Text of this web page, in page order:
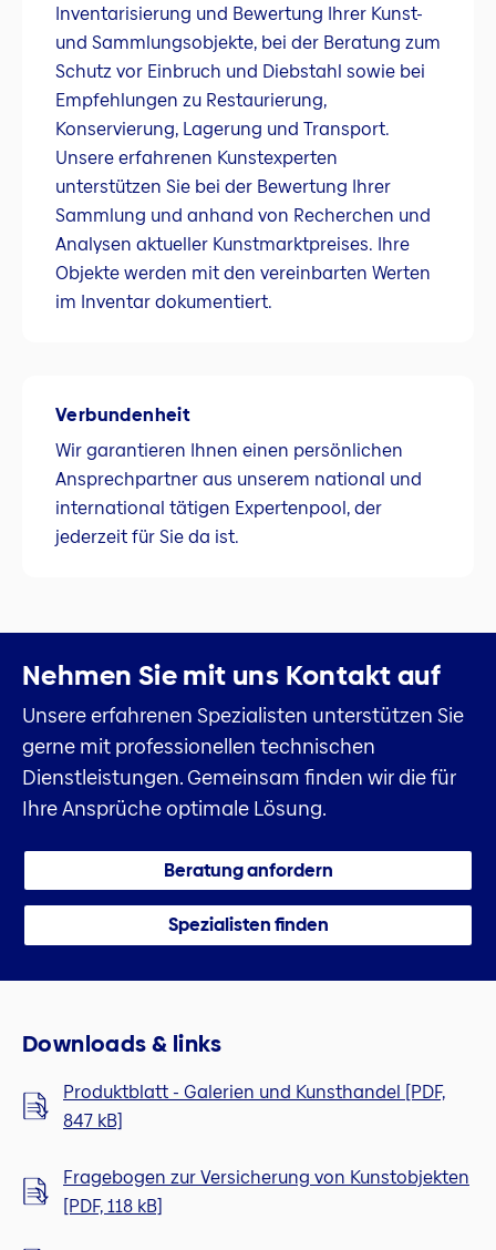
Inventarisierung und Bewertung Ihrer Kunst-
und Sammlungsobjekte, bei der Beratung zum
Schutz vor Einbruch und Diebstahl sowie bei
Empfehlungen zu Restaurierung,
Konservierung, Lagerung und Transport.
Unsere erfahrenen Kunstexperten
unterstützen Sie bei der Bewertung Ihrer
Sammlung und anhand von Recherchen und
Analysen aktueller Kunstmarktpreises. Ihre
Objekte werden mit den vereinbarten Werten
im Inventar dokumentiert.
Verbundenheit
Wir garantieren Ihnen einen persönlichen
Ansprechpartner aus unserem national und
international tätigen Expertenpool, der
jederzeit für Sie da ist.
Nehmen Sie mit uns Kontakt auf
Unsere erfahrenen Spezialisten unterstützen Sie
gerne mit professionellen technischen
Dienstleistungen. Gemeinsam finden wir die für
Ihre Ansprüche optimale Lösung.
Beratung anfordern
Spezialisten finden
Downloads & links
Produktblatt - Galerien und Kunsthandel [PDF,
847 kB]
Fragebogen zur Versicherung von Kunstobjekten
[PDF, 118 kB]